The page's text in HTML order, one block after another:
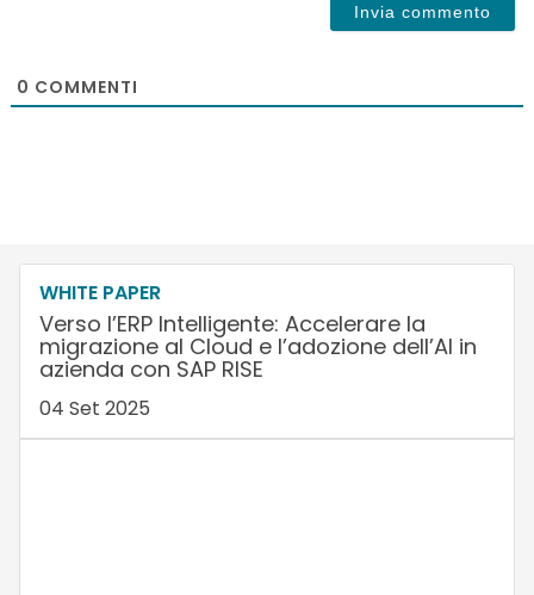
0 COMMENTI
WHITE PAPER
Verso l’ERP Intelligente: Accelerare la
migrazione al Cloud e l’adozione dell’AI in
azienda con SAP RISE
04 Set 2025